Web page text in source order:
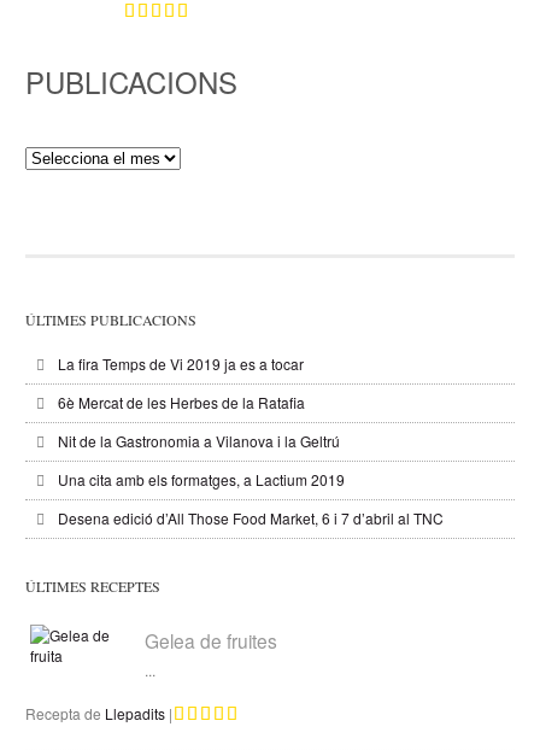
PUBLICACIONS
Publicacions
ÚLTIMES PUBLICACIONS
La fira Temps de Vi 2019 ja es a tocar
6è Mercat de les Herbes de la Ratafia
Nit de la Gastronomia a Vilanova i la Geltrú
Una cita amb els formatges, a Lactium 2019
Desena edició d’All Those Food Market, 6 i 7 d’abril al TNC
ÚLTIMES RECEPTES
Gelea de fruites
...
Recepta de Llepadits |